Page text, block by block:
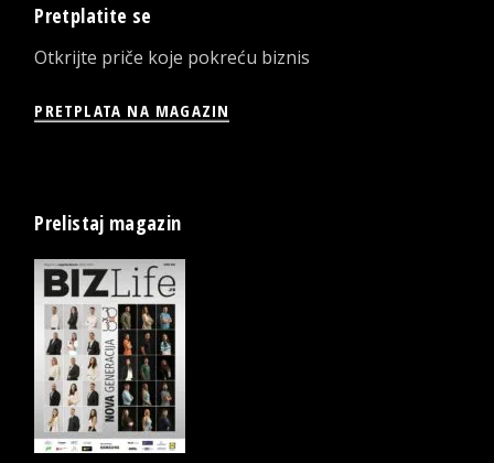
Pretplatite se
Otkrijte priče koje pokreću biznis
PRETPLATA NA MAGAZIN
Prelistaj magazin